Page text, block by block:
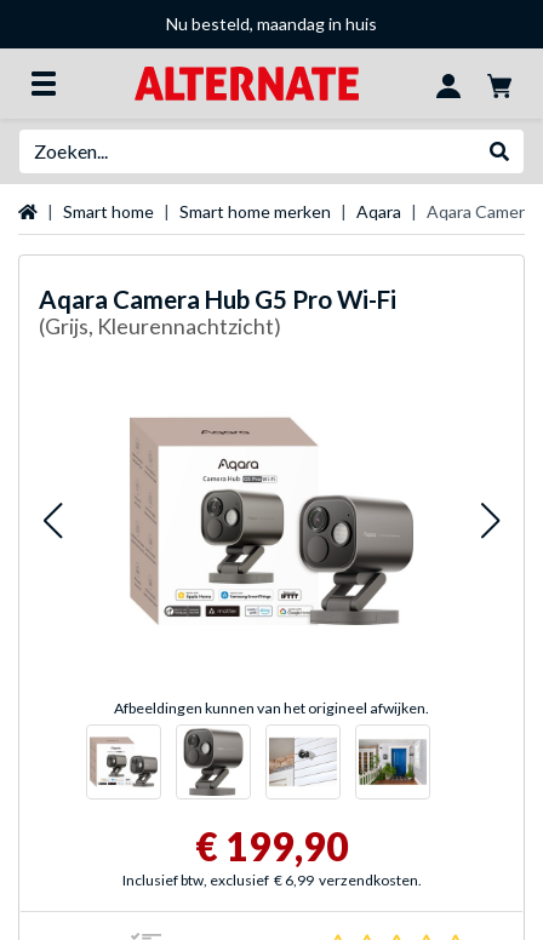
Nu besteld, maandag in huis
StartpaginaSmart home Smart home merken Aqara Aqara Camera
Aqara Camera Hub G5 Pro Wi-Fi
(Grijs, Kleurennachtzicht)
Afbeeldingen kunnen van het origineel afwijken.
€ 199,90
Inclusief btw, exclusief € 6,99 verzendkosten.